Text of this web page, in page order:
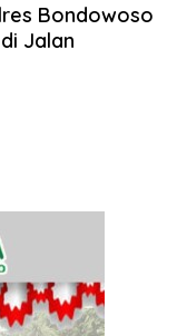
Bondowoso
Jalan